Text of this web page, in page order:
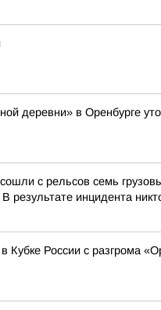
деревни» в Оренбурге
с рельсов семь
инцидента
Кубке России с разгрома